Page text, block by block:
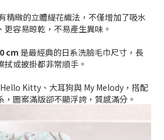
精緻的立體緹花織法，不僅增加了吸水
容易晾乾，不易產生異味。
cm是最經典的日系洗臉毛巾尺寸，長
或披掛都非常順手。
Kitty、大耳狗與 My Melody，搭配
圖案滿版卻不顯浮誇，質感滿分。